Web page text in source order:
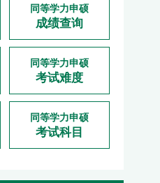
同等学力申硕
成绩查询
同等学力申硕
考试难度
同等学力申硕
考试科目